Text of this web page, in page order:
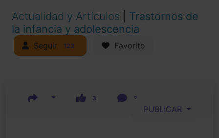
Actualidad y Artículos
Trastornos de
la infancia y adolescencia
Seguir 123 Favorito
3 2
PUBLICAR